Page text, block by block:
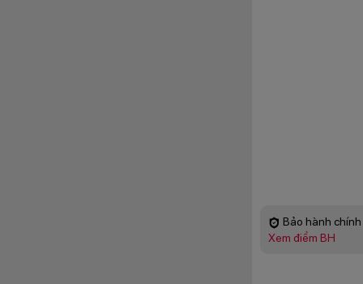
Bảo hành
Xem điểm BH